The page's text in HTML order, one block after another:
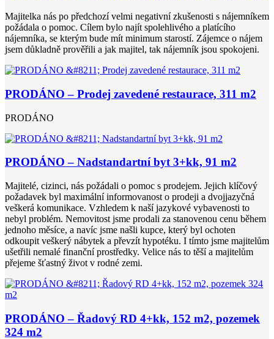
Majitelka nás po předchozí velmi negativní zkušenosti s nájemníkem
požádala o pomoc. Cílem bylo najít spolehlivého a platícího
nájemníka, se kterým bude mít minimum starostí. Zájemce o nájem
jsem důkladně prověřili a jak majitel, tak nájemník jsou spokojeni.
PRODÁNO – Prodej zavedené restaurace, 311 m2
PRODÁNO
PRODÁNO – Nadstandartní byt 3+kk, 91 m2
Majitelé, cizinci, nás požádali o pomoc s prodejem. Jejich klíčový
požadavek byl maximální informovanost o prodeji a dvojjazyčná
veškerá komunikace. Vzhledem k naší jazykové vybavenosti to
nebyl problém. Nemovitost jsme prodali za stanovenou cenu během
jednoho měsíce, a navíc jsme našli kupce, který byl ochoten
odkoupit veškerý nábytek a převzít hypotéku. I tímto jsme majitelům
ušetřili nemalé finanční prostředky. Velice nás to těší a majitelům
přejeme šťastný život v rodné zemi.
PRODÁNO – Řadový RD 4+kk, 152 m2, pozemek
324 m2